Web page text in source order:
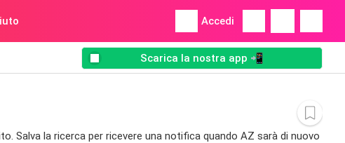
Accedi
Scarica la nostra app 📲
la ricerca per ricevere una notifica quando AZ sarà di nuovo